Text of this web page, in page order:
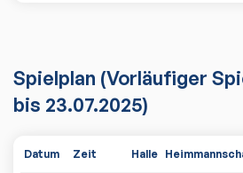
Spielplan (Vorläufiger
bis 23.07.2025)
Datum Zeit Halle